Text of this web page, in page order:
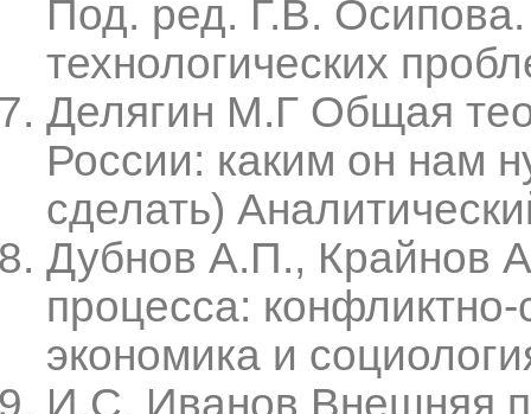
Под. ред. Г.В.
технологических
Делягин М.Г Общая
России: каким он нам
сделать)
Дубнов А.П., Крайнов
процесса:
экономика и
И.С. Иванов Внешняя